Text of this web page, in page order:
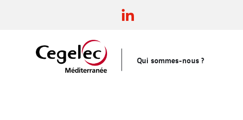
Qui sommes-nous ?